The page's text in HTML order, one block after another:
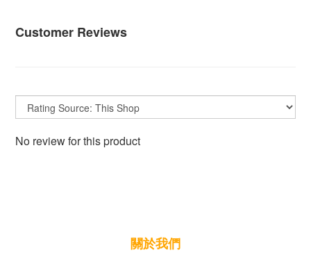
Customer Reviews
No review for this product
關於我們